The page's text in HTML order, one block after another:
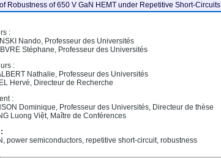
Robustness of 650 V GaN HEMT under Repetitive Short-Circuits
:
Nando, Professeur des Universités
Stéphane, Professeur des Universités
:
Nathalie, Professeur des Universités
Hervé, Directeur de Recherche
:
Dominique, Professeur des Universités, Directeur de thèse
Luong Việt, Maître de Conférences
power semiconductors, repetitive short-circuit, robustness